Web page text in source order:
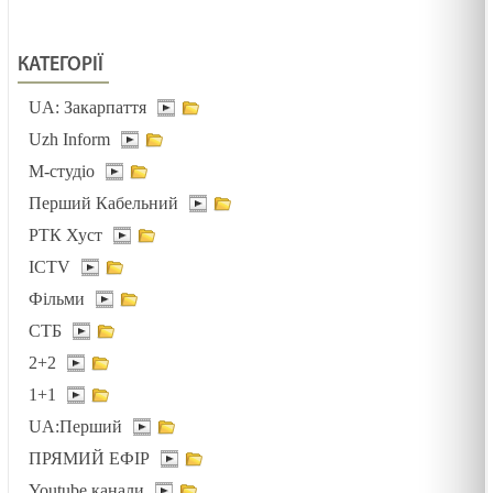
05.02.2025
Зустрітись для стосунків. Лк 2:22-40. Стрітеня
КАТЕГОРІЇ
UA: Закарпаття
Uzh Inform
М-студіо
Перший Кабельний
РТК Хуст
ICTV
Фільми
СТБ
2+2
1+1
UA:Перший
ПРЯМИЙ ЕФІР